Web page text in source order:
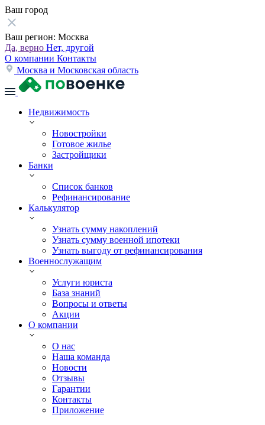
Ваш город
Ваш регион: Москва
Да, верно Нет, другой
О компании Контакты
Москва и Московская область
Недвижимость
Новостройки
Готовое жилье
Застройщики
Банки
Список банков
Рефинансирование
Калькулятор
Узнать сумму накоплений
Узнать сумму военной ипотеки
Узнать выгоду от рефинансирования
Военнослужащим
Услуги юриста
База знаний
Вопросы и ответы
Акции
О компании
О нас
Наша команда
Новости
Отзывы
Гарантии
Контакты
Приложение